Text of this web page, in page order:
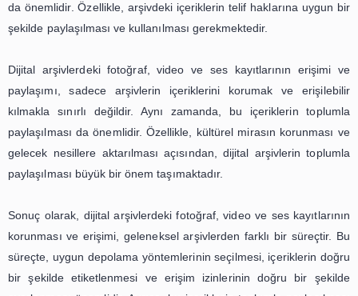
nedenle de yedekleme ve kurtarma planlarının
durumunda hızlı bir şekilde müdahale edilmesini ve
kurtarılmasını sağlayacaktır.
Arşivlerde çoklu ortam içeriğinin korunması için son
yönetimi de önemli bir adımdır. Arşivlerin temel
ve ses kayıtlarının erişilebilir olması, arşivlerin
parçasıdır. Erişim yönetimi, kayıtların doğru
kataloglanması ve indekslenmesiyle sağlanabilir.
arşivlerdeki kayıtların kolayca bulunması ve